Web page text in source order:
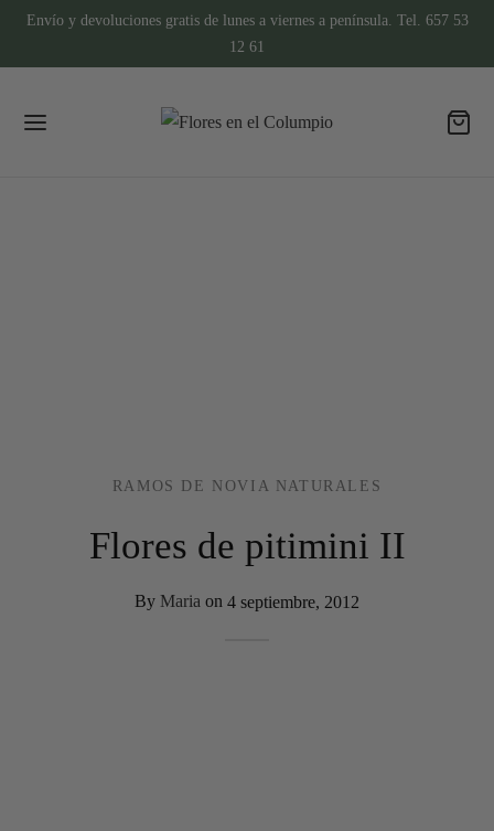
Envío y devoluciones gratis de lunes a viernes a península. Tel. 657 53
12 61
RAMOS DE NOVIA NATURALES
Flores de pitimini II
By Maria on 4 septiembre, 2012